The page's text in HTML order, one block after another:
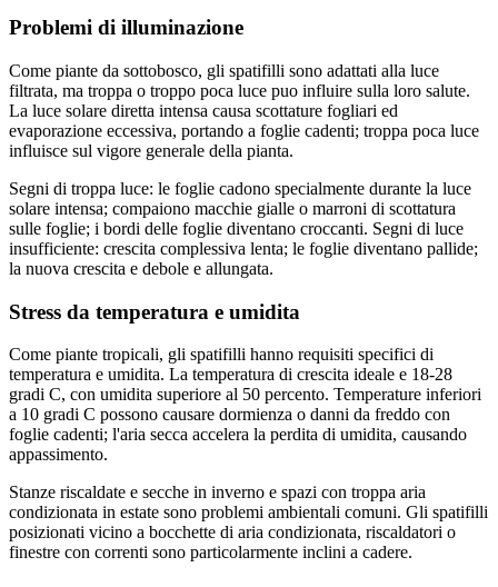
Problemi di illuminazione
Come piante da sottobosco, gli spatifilli sono adattati alla luce
filtrata, ma troppa o troppo poca luce puo influire sulla loro salute.
La luce solare diretta intensa causa scottature fogliari ed
evaporazione eccessiva, portando a foglie cadenti; troppa poca luce
influisce sul vigore generale della pianta.
Segni di troppa luce: le foglie cadono specialmente durante la luce
solare intensa; compaiono macchie gialle o marroni di scottatura
sulle foglie; i bordi delle foglie diventano croccanti. Segni di luce
insufficiente: crescita complessiva lenta; le foglie diventano pallide;
la nuova crescita e debole e allungata.
Stress da temperatura e umidita
Come piante tropicali, gli spatifilli hanno requisiti specifici di
temperatura e umidita. La temperatura di crescita ideale e 18-28
gradi C, con umidita superiore al 50 percento. Temperature inferiori
a 10 gradi C possono causare dormienza o danni da freddo con
foglie cadenti; l'aria secca accelera la perdita di umidita, causando
appassimento.
Stanze riscaldate e secche in inverno e spazi con troppa aria
condizionata in estate sono problemi ambientali comuni. Gli spatifilli
posizionati vicino a bocchette di aria condizionata, riscaldatori o
finestre con correnti sono particolarmente inclini a cadere.